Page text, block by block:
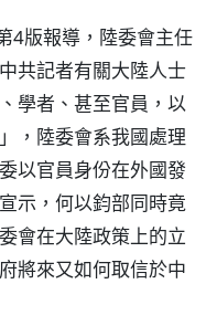
4版報導，陸委會主任
共記者有關大陸人士
學者、甚至官員，以
，陸委會系我國處理
以官員身份在外國發
示，何以鈞部同時竟
會在大陸政策上的立
將來又如何取信於中